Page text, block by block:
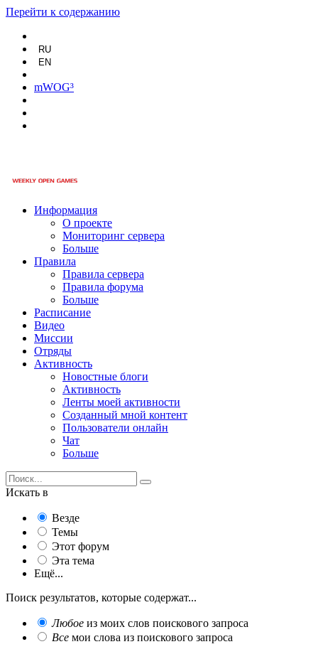
Перейти к содержанию
RU
EN
mWOG³
Информация
О проекте
Мониторинг сервера
Больше
Правила
Правила сервера
Правила форума
Больше
Расписание
Видео
Миссии
Отряды
Активность
Новостные блоги
Активность
Ленты моей активности
Созданный мной контент
Пользователи онлайн
Чат
Больше
Искать в
Везде
Темы
Этот форум
Эта тема
Ещё...
Поиск результатов, которые содержат...
Любое из моих слов поискового запроса
Все мои слова из поискового запроса